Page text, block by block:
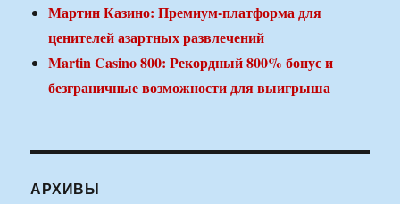
Мартин Казино: Премиум-платформа для
ценителей азартных развлечений
Martin Casino 800: Рекордный 800% бонус и
безграничные возможности для выигрыша
АРХИВЫ